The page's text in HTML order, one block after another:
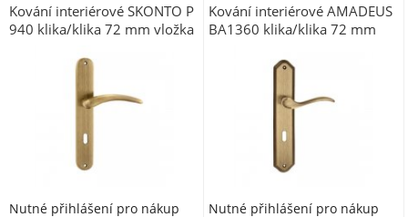
Kování interiérové SKONTO P
940 klika/klika 72 mm vložka
Nutné přihlášení pro nákup
Kování interiérové AMADEUS
BA1360 klika/klika 72 mm
Nutné přihlášení pro nákup